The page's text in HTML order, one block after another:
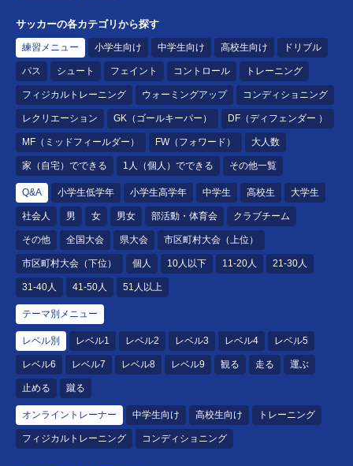
サッカーの各カテゴリから探す
練習メニュー 小学生向け 中学生向け 高校生向け ドリブル
パス シュート フェイント コントロール トレーニング
フィジカルトレーニング ウォーミングアップ コンディショニング
レクリエーション GK（ゴールキーパー） DF（ディフェンダー ）
MF（ミッドフィールダー） FW（フォワード） 大人数
家（自宅）でできる 1人（個人）でできる その他一覧
Q&A 小学生低学年 小学生高学年 中学生 高校生 大学生
社会人 男 女 男女 部活動・体育会 クラブチーム
その他 全国大会 県大会 市区町村大会（上位）
市区町村大会（下位） 個人 10人以下 11-20人 21-30人
31-40人 41-50人 51人以上
テーマ別メニュー
レベル別 レベル1 レベル2 レベル3 レベル4 レベル5
レベル6 レベル7 レベル8 レベル9 観る 走る 運ぶ
止める 蹴る
オンライントレーナー 中学生向け 高校生向け トレーニング
フィジカルトレーニング コンディショニング